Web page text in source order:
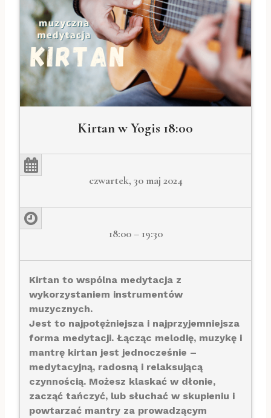
Kirtan w Yogis 18:00
czwartek, 30 maj 2024
18:00 – 19:30
Kirtan to wspólna medytacja z
wykorzystaniem instrumentów
muzycznych.
Jest to najpotężniejsza i najprzyjemniejsza
forma medytacji. Łącząc melodię, muzykę i
mantrę kirtan jest jednocześnie –
medytacyjną, radosną i relaksującą
czynnością. Możesz klaskać w dłonie,
zacząć tańczyć, lub słuchać w skupieniu i
powtarzać mantry za prowadzącym